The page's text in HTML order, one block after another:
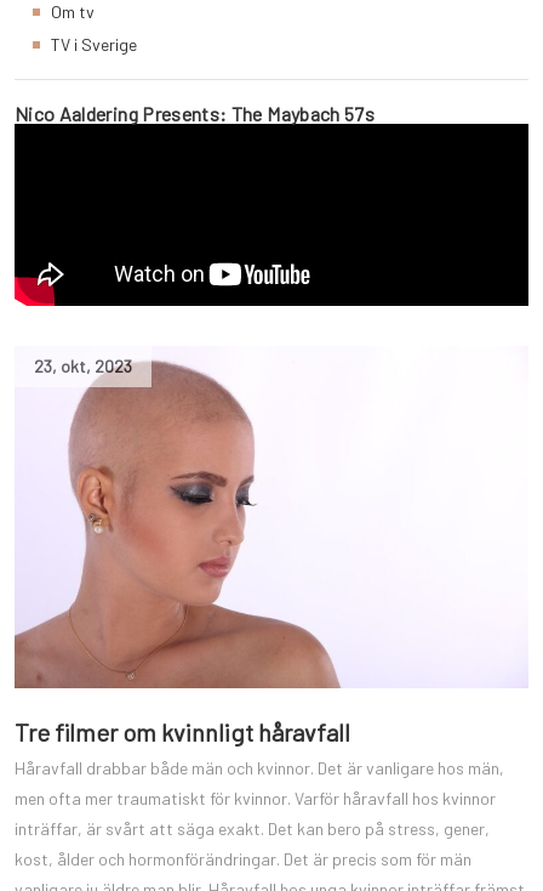
23, okt, 2023
Tre filmer om kvinnligt håravfall
Håravfall drabbar både män och kvinnor. Det är vanligare hos män,
men ofta mer traumatiskt för kvinnor. Varför håravfall hos kvinnor
inträffar, är svårt att säga exakt. Det kan bero på stress, gener,
kost, ålder och hormonförändringar. Det är precis som för män
Om tv
TV i Sverige
Nico Aaldering Presents: The Maybach 57s